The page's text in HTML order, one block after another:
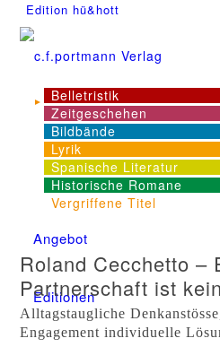
Edition hü&hott
NEWS
Dienstleistungen
Angebot
Editionen
Belletristik
Zeitgeschehen
Bildbände
Lyrik
Spanische Literatur
Historische Romane
Vergriffene Titel
Roland Cecchetto –
Partnerschaft ist
Alltagstaugliche
Engagement individuelle